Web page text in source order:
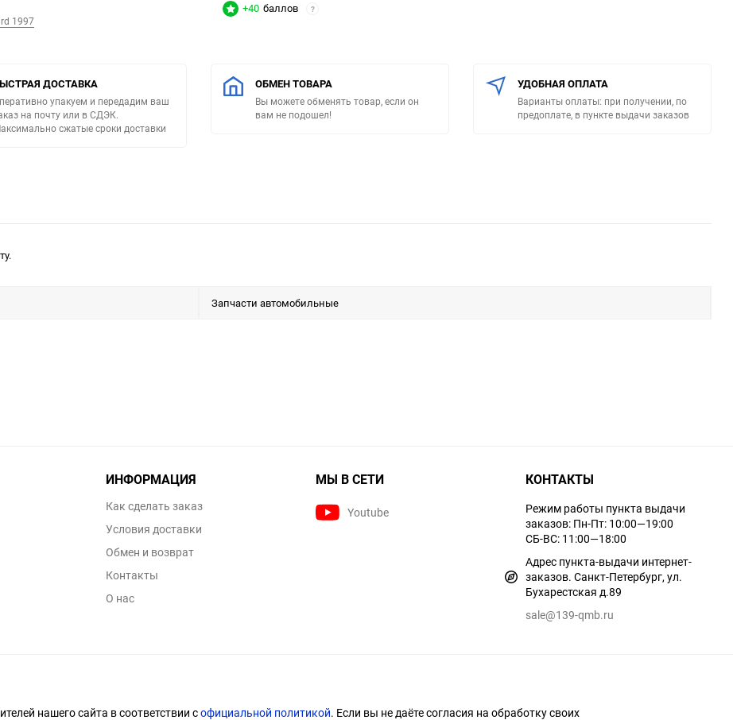
1997
+40 баллов ?
ДОСТАВКА
упакуем и передадим ваш
на почту или в СДЭК.
сжатые сроки доставки
ОБМЕН ТОВАРА
Вы можете обменять товар, если он
вам не подошел!
УДОБНАЯ ОПЛАТА
Варианты оплаты: при получении, по
предоплате, в пункте выдачи заказов
Запчасти автомобильные
ИНФОРМАЦИЯ
Как сделать заказ
Условия доставки
Обмен и возврат
Контакты
О нас
МЫ В СЕТИ
Youtube
КОНТАКТЫ
Режим работы пункта выдачи
заказов: Пн-Пт: 10:00—19:00
СБ-ВС: 11:00—18:00
Адрес пункта-выдачи интернет-
заказов. Санкт-Петербург, ул.
Бухарестская д.89
sale@139-qmb.ru
нашего сайта в соответствии софициальной политикой. Если вы не даёте согласия на обработку своих